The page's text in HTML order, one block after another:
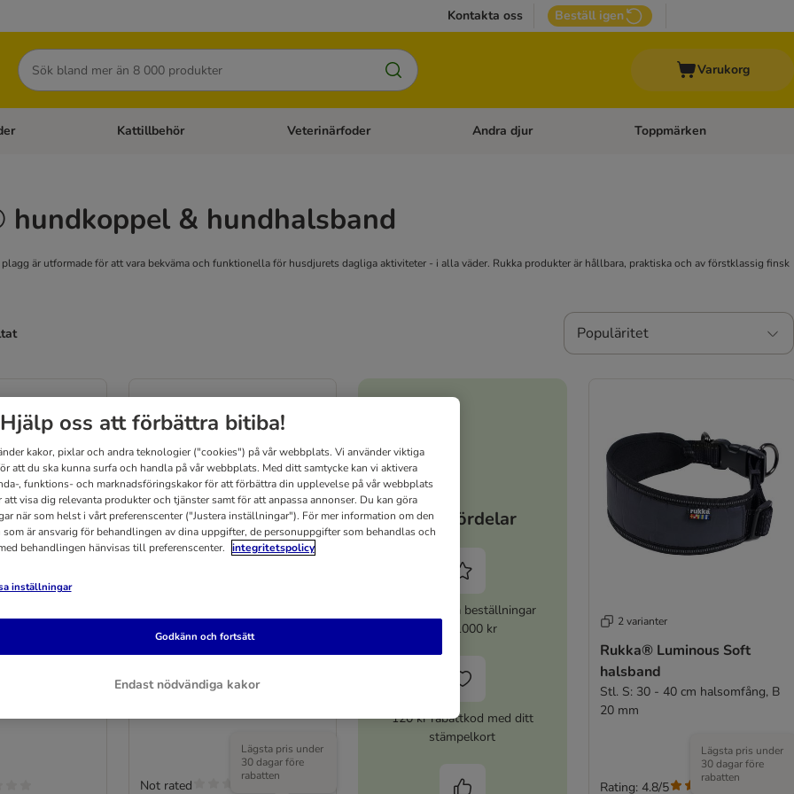
Kontakta oss Beställ igen
Sök
Varukorg
menu: HundtillbehörOpen category menu: Kattfoder
Kattillbehör Open category menu: Kattillbehör
Veterinärfoder Open category menu: Veterinärfoder
Andra djur Open category menu: Andra
Toppmärken
hundkoppel & hundhalsband
är utformade för att vara bekväma och funktionella för husdjurets dagliga aktiviteter - i alla väder. Rukka produkter är hållbara, praktiska och av förstklassig finsk
Populäritet
koppel,
20 mm
Stl. L: 55 - 65 cm halsomfång, 30
Lägsta pris under
30 dagar före
rabatten
Not rated
Dina fördelar
5% rabatt på beställningar
över 1000 kr
120 kr rabattkod med ditt
stämpelkort
2 varianter
Rukka® Luminous Soft
halsband
Stl. S: 30 - 40 cm halsomfång, B
20 mm
Lägsta pris under
30 dagar före
rabatten
Rating: 4.8/5
Hjälp oss att förbättra bitiba!
kakor, pixlar och andra teknologier ("cookies") på vår webbplats. Vi använder viktiga
att du ska kunna surfa och handla på vår webbplats. Med ditt samtycke kan vi aktivera
, funktions- och marknadsföringskakor för att förbättra din upplevelse på vår webbplats
att visa dig relevanta produkter och tjänster samt för att anpassa annonser. Du kan göra
när som helst i vårt preferenscenter ("Justera inställningar"). För mer information om den
som är ansvarig för behandlingen av dina uppgifter, de personuppgifter som behandlas och
behandlingen hänvisas till preferenscenter. integritetspolicy
inställningar
Endast nödvändiga kakor
Godkänn och fortsätt